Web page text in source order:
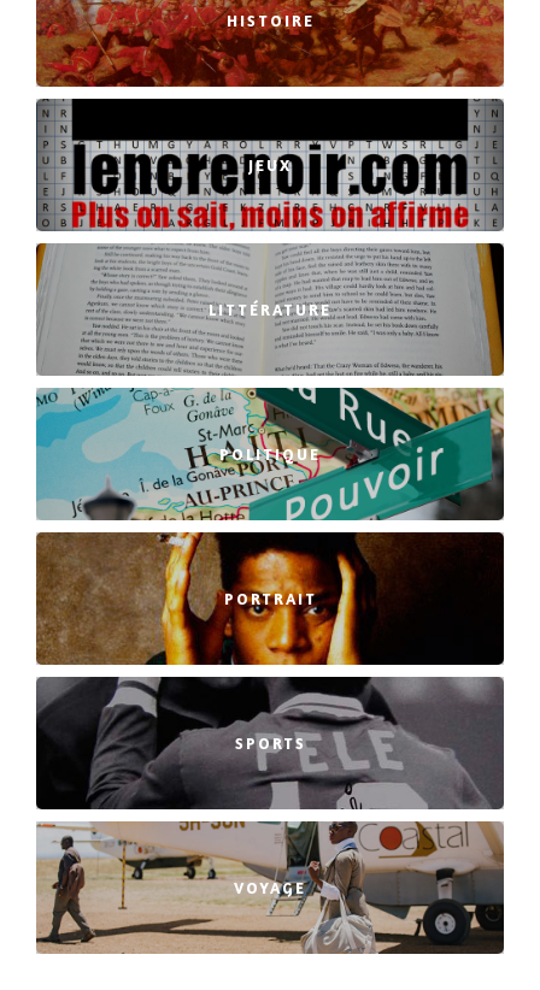
HISTOIRE
JEUX
LITTÉRATURE
POLITIQUE
PORTRAIT
SPORTS
VOYAGE